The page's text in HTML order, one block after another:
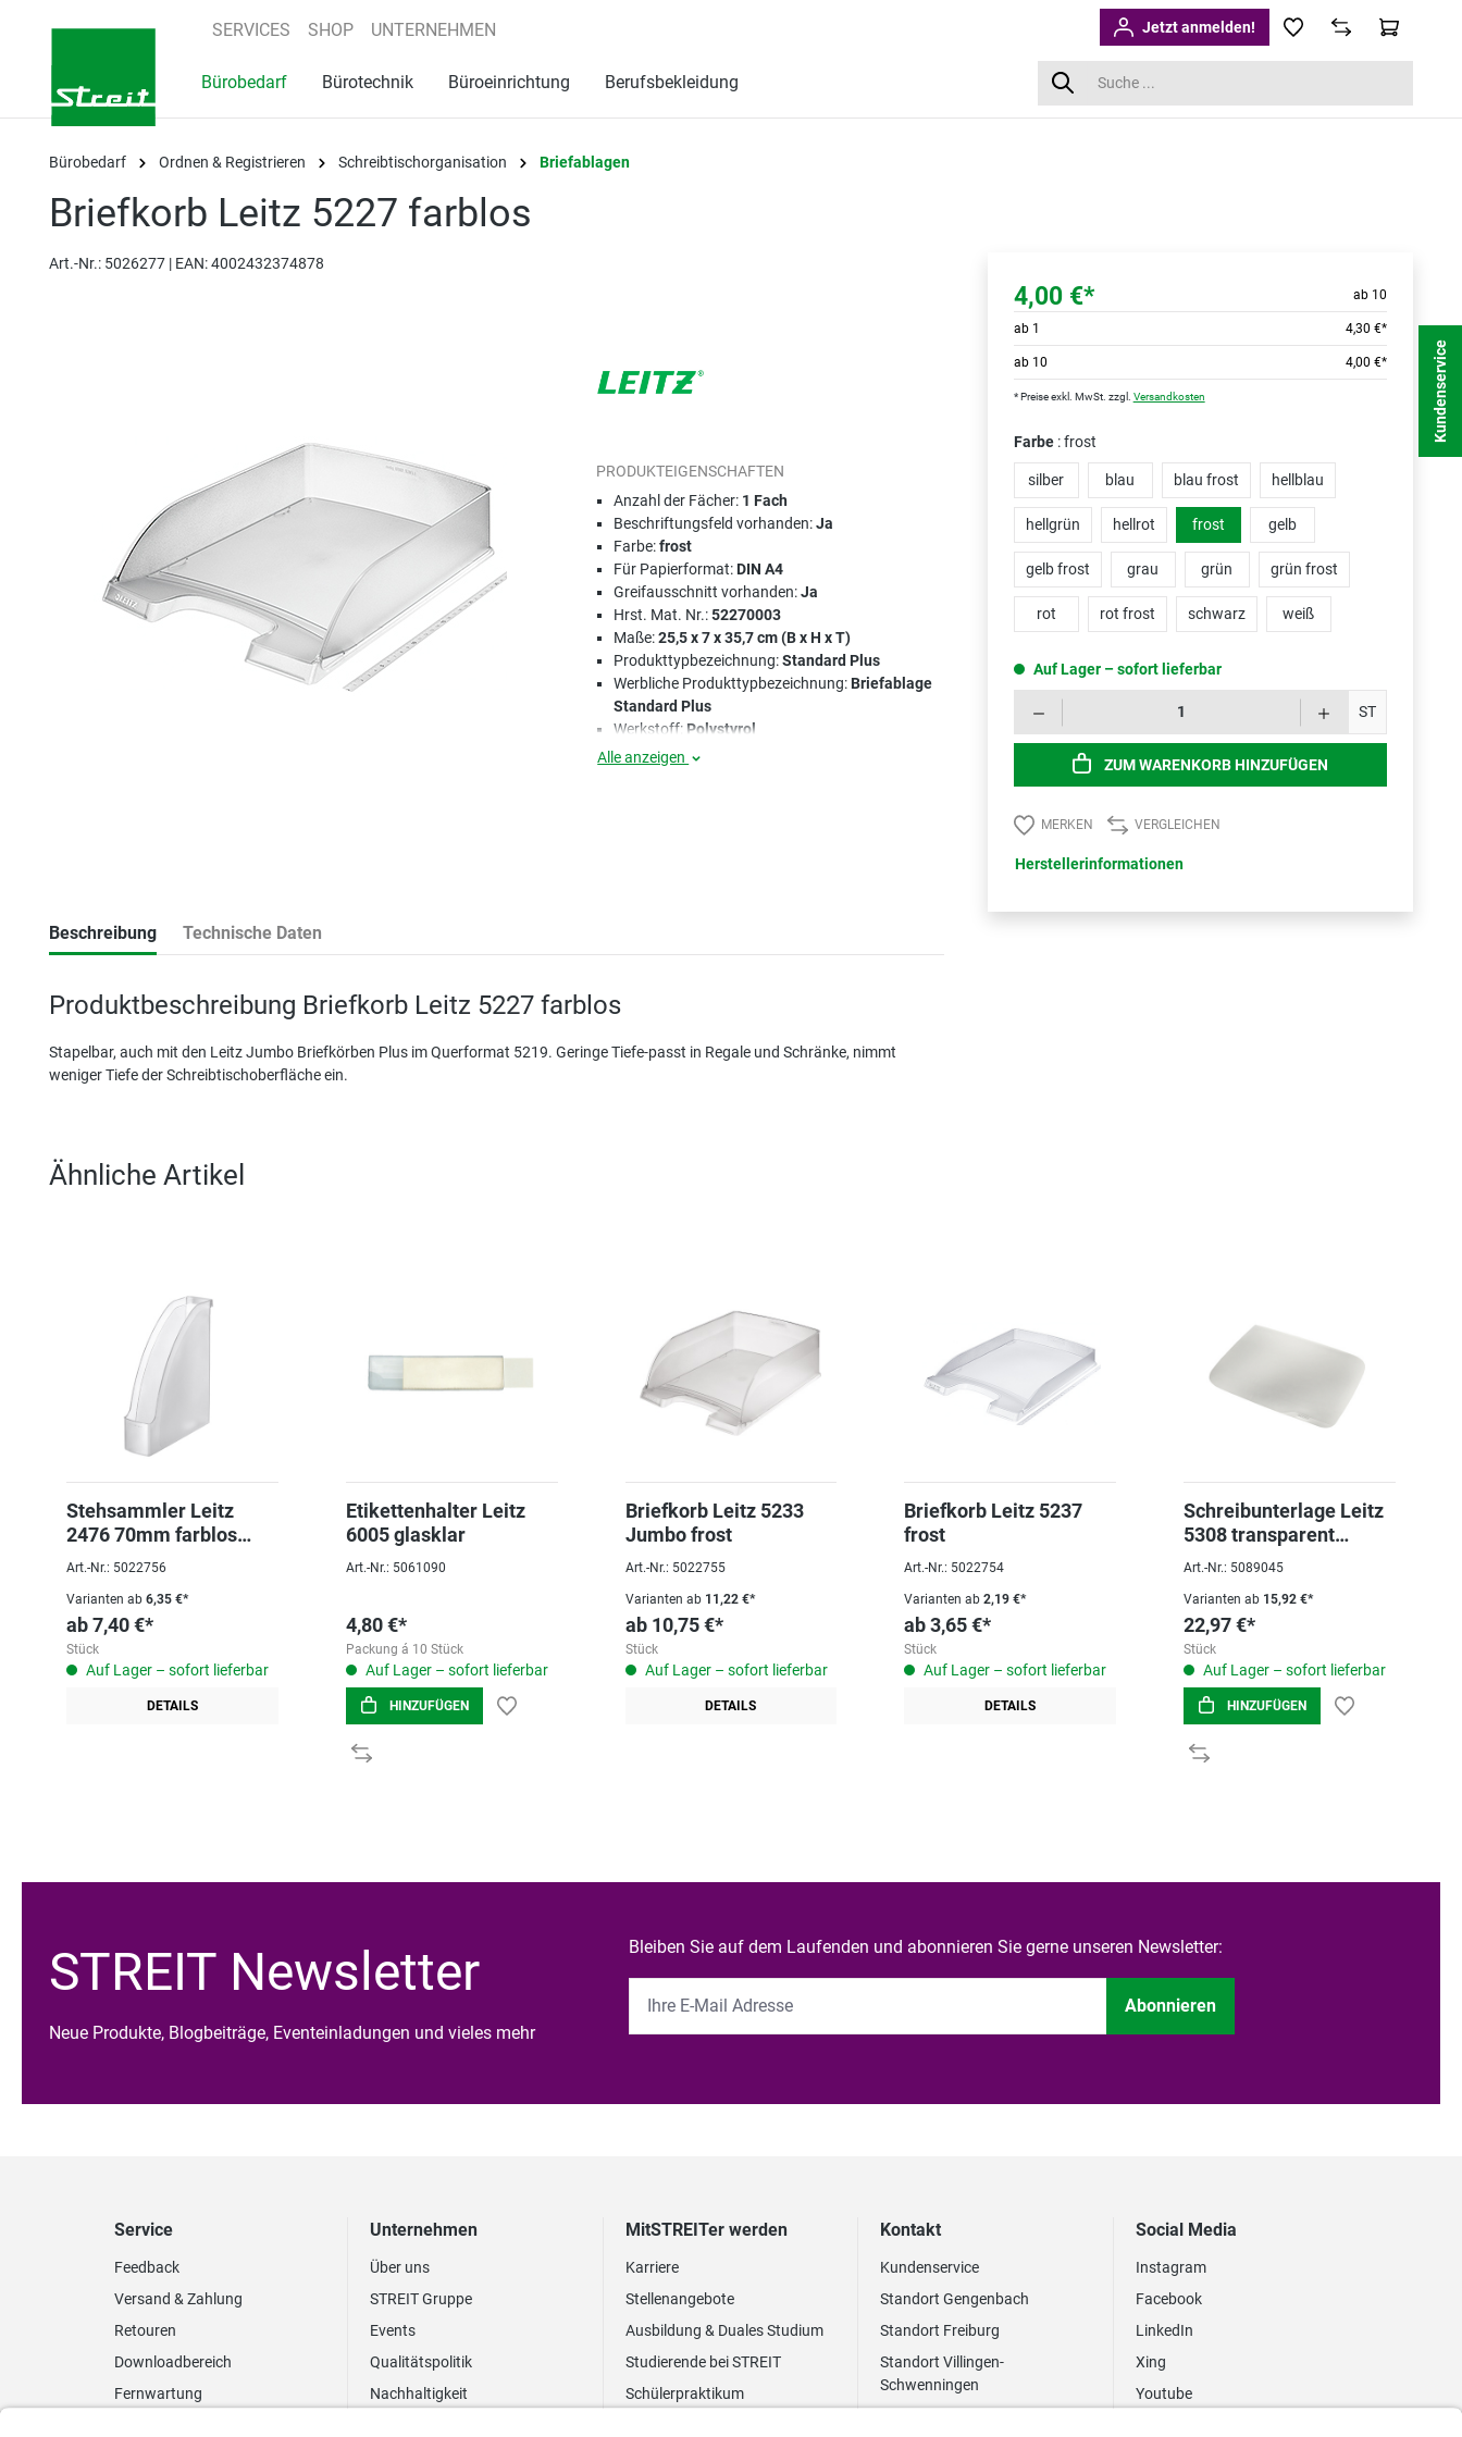
Zur Hauptnavigation springen
SERVICES SHOP UNTERNEHMEN Jetzt anmelden!
Bürobedarf Bürotechnik Büroeinrichtung Berufsbekleidung
Bürobedarf Ordnen & Registrieren Schreibtischorganisation Briefablagen
Briefkorb Leitz 5227 farblos
Art.-Nr.: 5026277 | EAN: 4002432374878
PRODUKTEIGENSCHAFTEN
Anzahl der Fächer: 1 Fach
Beschriftungsfeld vorhanden:Ja
Farbe:frost
Für Papierformat:DIN A4
Greifausschnitt vorhanden:Ja
Hrst. Mat. Nr.:52270003
Maße:25,5 x 7 x 35,7 cm (B x H x T)
Produkttypbezeichnung:Standard Plus
Werbliche Produkttypbezeichnung:Briefablage
Standard Plus
Werkstoff: Polystyrol
Alle anzeigen
Beschreibung Technische Daten
Produktbeschreibung Briefkorb Leitz 5227 farblos
Stapelbar, auch mit den Leitz Jumbo Briefkörben Plus im Querformat 5219. Geringe Tiefe-passt in Regale und Schränke, nimmt
weniger Tiefe der Schreibtischoberfläche ein.
4,00 €* ab 10
ab 1 4,30 €*
ab 10 4,00 €*
* Preise exkl. MwSt. zzgl. Versandkosten
Farbe : frost
silber blau blau frost hellblau
hellgrün hellrot frost gelb
gelb frost grau grün grün frost
rot rot frost schwarz weiß
Auf Lager – sofort lieferbar
ST
ZUM WARENKORB HINZUFÜGEN
MERKEN VERGLEICHEN
Herstellerinformationen
Ähnliche Artikel
Stehsammler Leitz
2476 70mm farblos
Kunststoff
Art.-Nr.: 5022756
Varianten ab 6,35 €*
ab7,40 €*
Stück
Auf Lager – sofort lieferbar
DETAILS
Etikettenhalter Leitz
6005 glasklar
Art.-Nr.: 5061090
4,80 €*
Packung á 10 Stück
Auf Lager – sofort lieferbar
HINZUFÜGEN
Briefkorb Leitz 5233
Jumbo frost
Art.-Nr.: 5022755
Varianten ab11,22 €*
ab 10,75 €*
Stück
Auf Lager – sofort lieferbar
DETAILS
Briefkorb Leitz 5237
frost
Art.-Nr.: 5022754
Varianten ab 2,19 €*
ab 3,65 €*
Stück
Auf Lager – sofort lieferbar
DETAILS
Schreibunterlage Leitz
5308 transparent
65x50cm PVC
Art.-Nr.: 5089045
Varianten ab 15,92 €*
22,97 €*
Stück
Auf Lager – sofort lieferbar
HINZUFÜGEN
STREIT Newsletter
Neue Produkte, Blogbeiträge, Eventeinladungen und vieles mehr
Bleiben Sie auf dem Laufenden und abonnieren Sie gerne unseren Newsletter:
Abonnieren
Service
Feedback
Versand & Zahlung
Retouren
Downloadbereich
Fernwartung
Unternehmen
Über uns
STREIT Gruppe
Events
Qualitätspolitik
Nachhaltigkeit
MitSTREITer werden
Karriere
Stellenangebote
Ausbildung & Duales Studium
Studierende bei STREIT
Schülerpraktikum
Kontakt
Kundenservice
Standort Gengenbach
Standort Freiburg
Standort Villingen-
Schwenningen
Social Media
Instagram
Facebook
LinkedIn
Xing
Youtube
Kundenservice